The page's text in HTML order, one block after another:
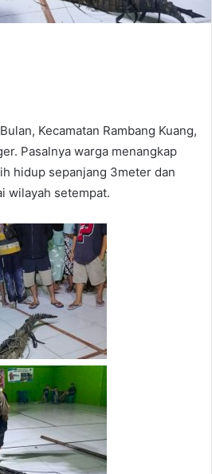
Kecamatan Rambang Kuang,
Pasalnya warga menangkap
hidup sepanjang 3meter dan
wilayah setempat.